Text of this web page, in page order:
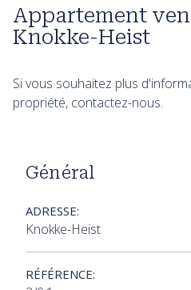
Appartement
Knokke-Heist
Si vous souhaitez plus
propriété, contactez-nous.
Général
ADRESSE:
Knokke-Heist
RÉFÉRENCE: